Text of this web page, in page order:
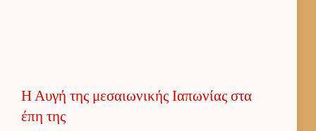
Η Αυγή της μεσαιωνικής Ιαπωνίας στα
έπη της